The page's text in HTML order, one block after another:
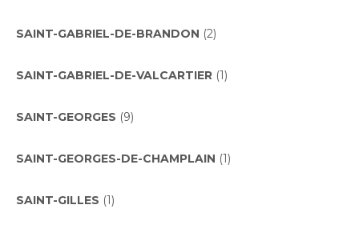
SAINT-GABRIEL-DE-BRANDON (2)
SAINT-GABRIEL-DE-VALCARTIER (1)
SAINT-GEORGES (9)
SAINT-GEORGES-DE-CHAMPLAIN (1)
SAINT-GILLES (1)